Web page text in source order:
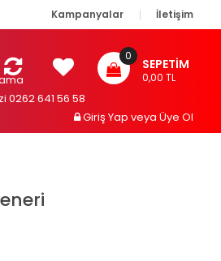
Kampanyalar İletişim
SEPETIM
0
0,00 TL
0262 641 56 58
Giriş YapveyaÜye Ol